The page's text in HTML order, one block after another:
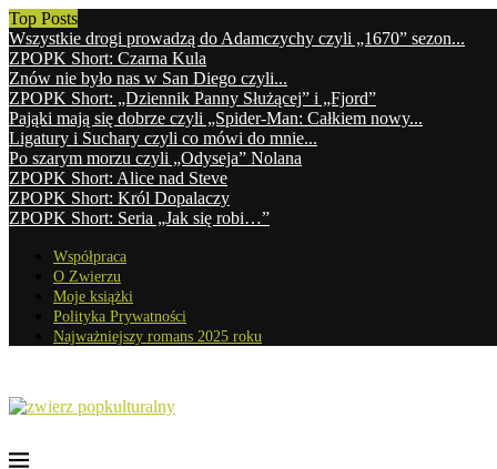
Top Posts
Wszystkie drogi prowadzą do Adamczychy czyli „1670” sezon...
ZPOPK Short: Czarna Kula
Znów nie było nas w San Diego czyli...
ZPOPK Short: „Dziennik Panny Służącej” i „Fjord”
Pająki mają się dobrze czyli „Spider-Man: Całkiem nowy...
Ligatury i Suchary czyli co mówi do mnie...
Po szarym morzu czyli „Odyseja” Nolana
ZPOPK Short: Alice nad Steve
ZPOPK Short: Król Dopalaczy
ZPOPK Short: Seria „Jak się robi…”
Współpraca
O Zwierzu
Moje książki
Polityka Prywatności
Najważniejszy romans 2025 roku